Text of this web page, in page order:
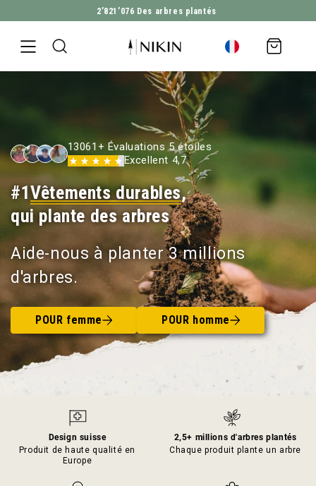
ALLER DIRECTEMENT AU CONTENU
2’821’076 Des arbres plantés
Panier
d'achat
13061+ Évaluations 5 étoiles
Excellent 4,7
#1Vêtements durables,
qui plante des arbres
Aide-nous à planter 3 millions
d'arbres.
POUR femme POUR homme
Design suisse
Produit de haute qualité en
Europe
2,5+ millions d'arbres plantés
Chaque produit plante un arbre